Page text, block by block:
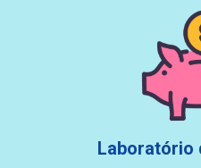
Laboratório